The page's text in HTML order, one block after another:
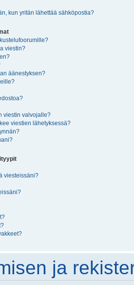
kun yritän lähettää sähköpostia?
viestin?
äänestyksen?
viestin valvojalle?
viestien lähetyksessä?
viesteissäni?
ja